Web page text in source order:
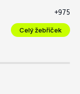
+975
Celý žebříček